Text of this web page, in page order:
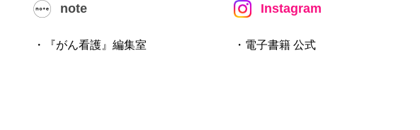
note
・『がん看護』編集室
Instagram
・電子書籍 公式